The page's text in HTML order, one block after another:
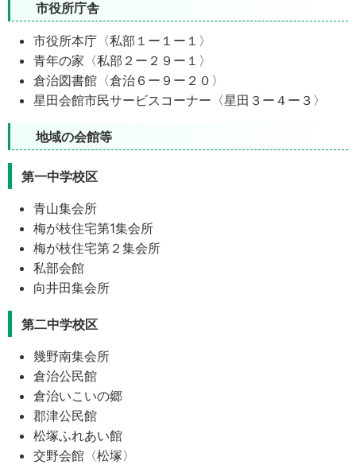
市役所庁舎
市役所本庁〈私部１ー１ー１〉
青年の家〈私部２ー２９ー１〉
倉治図書館〈倉治６ー９ー２０〉
星田会館市民サービスコーナー〈星田３ー４ー３〉
地域の会館等
第一中学校区
青山集会所
梅が枝住宅第1集会所
梅が枝住宅第２集会所
私部会館
向井田集会所
第二中学校区
幾野南集会所
倉治公民館
倉治いこいの郷
郡津公民館
松塚ふれあい館
交野会館〈松塚〉